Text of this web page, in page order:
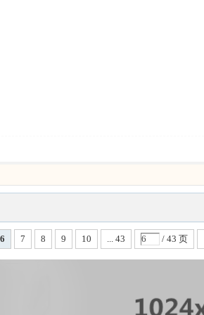
6 7 8 9 10 ... 43 / 43 页